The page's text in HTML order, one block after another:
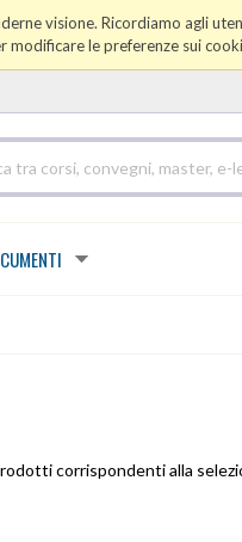
visione. Ricordiamo agli
le preferenze sui
corrispondenti alla